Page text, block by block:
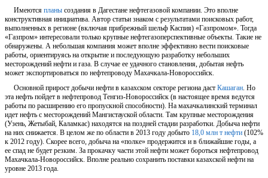
Имеются планы создания в Дагестане нефтегазовой компании. Это вполне
конструктивная инициатива. Автор статьи знаком с результатами поисковых работ,
выполненных в регионе (включая прибрежный шельф Каспия) «Газпромом». Тогда
«Газпром» интересовали только крупные нефтегазоперспективные объекты. Такие не
обнаружены. А небольшая компания может вполне эффективно вести поисковые
работы, ориентируясь на открытие и последующую разработку небольших
месторождений нефти и газа. В случае ее удачного становления, добытая нефть
может экспортироваться по нефтепроводу Махачкала-Новороссийск.
Основной прирост добычи нефти в казахском секторе региона даст Кашаган . Но
эта нефть пойдет в нефтепровод Тенгиз-Новороссийск (в настоящее время ведутся
работы по расширению его пропускной способности). На махачкалинский терминал
идет нефть с месторождений Мангистауской области. Там крупные месторождения
(Узень, Жетыбай, Каламкас) находятся на поздней стадии разработки. Добыча нефти
на них снижается. В целом же по области в 2013 году добыто 18,0 млн т нефти (102%
к 2012 году). Скорее всего, добыча на «полке» продержится и в ближайшие годы, а
ее спад не будет резким. За прокачку части этой нефти может бороться нефтепровод
Махачкала-Новороссийск. Вполне реально сохранить поставки казахской нефти на
уровне 2013 года.